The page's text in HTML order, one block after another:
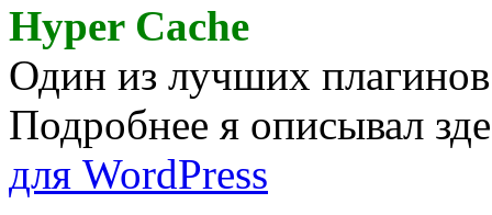
Hyper Cache
Один из лучших
Подробнее я описывал
для WordPress